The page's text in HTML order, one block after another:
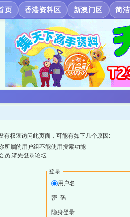
页 香港资料区 新澳门区 简
有权限访问此页面，可能有如下几个原因:
所属的用户组不能使用搜索功能
员,请先登录论坛
登录
用户名
密 码
隐身登录